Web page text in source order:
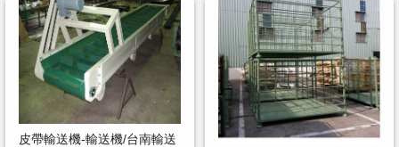
皮帶輸送機-輸送機/台南輸送